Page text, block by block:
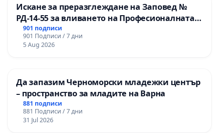
Искане за преразглеждане на Заповед №
РД-14-55 за вливането на Професионалната
гимназия по промишлени технологии в
Професионалната гимназия по икономика и
мениджмънт – гр. Пазарджик
901 подписи
901 Подписи / 7 дни
5 Aug 2026
Да запазим Черноморски младежки център
– пространство за младите на Варна
881 подписи
881 Подписи / 7 дни
31 Jul 2026